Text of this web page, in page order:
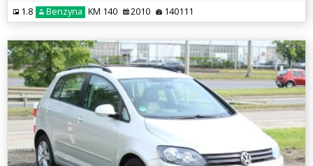
1.8 Benzyna KM 140 2010 140111